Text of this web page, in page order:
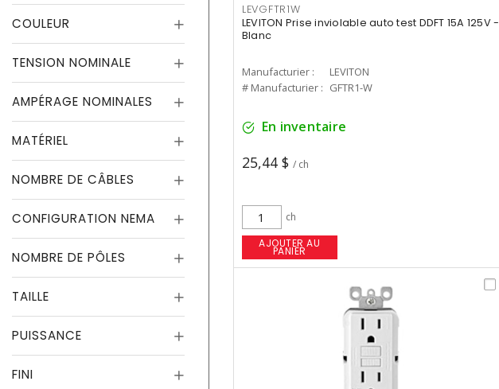
COULEUR
TENSION NOMINALE
AMPÉRAGE NOMINALES
MATÉRIEL
NOMBRE DE CÂBLES
CONFIGURATION NEMA
NOMBRE DE PÔLES
TAILLE
PUISSANCE
FINI
LEVGFTR1W
LEVITON Prise inviolable auto test DDFT 15A 125V -
Blanc
Manufacturier :
LEVITON
# Manufacturier : GFTR1-W
En inventaire
25,44 $ / ch
ch
AJOUTER AU
PANIER